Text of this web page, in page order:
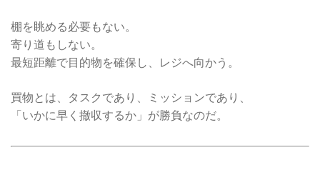
棚を眺める必要もない。
寄り道もしない。
最短距離で目的物を確保し、レジへ向かう。
買物とは、タスクであり、ミッションであり、
「いかに早く撤収するか」が勝負なのだ。